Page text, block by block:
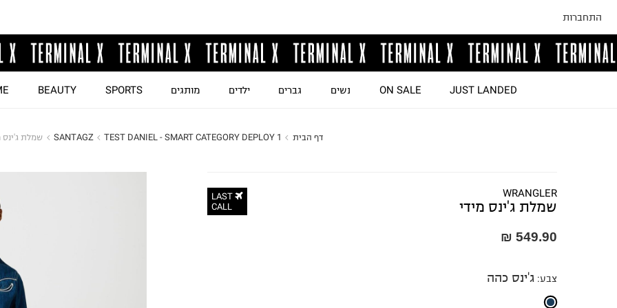
התחברות
JUST LANDED
ON SALE נשים גברים ילדים מותגים SPORTS
BEAUTY
דף הבית TEST DANIEL - SMART CATEGORY DEPLOY 1
SANTAGZ שמלת ג'ינס
WRANGLER
שמלת ג'ינס מידי
LAST
CALL
549.90 ₪
צבע: ג'ינס כהה